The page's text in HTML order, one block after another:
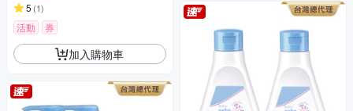
5 (1)
活動 券
加入購物車